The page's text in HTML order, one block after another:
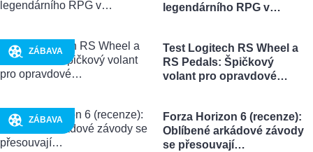
legendárního RPG v…
ZÁBAVA
Test Logitech RS Wheel a
RS Pedals: Špičkový
volant pro opravdové…
ZÁBAVA
Forza Horizon 6 (recenze):
Oblíbené arkádové závody
se přesouvají…